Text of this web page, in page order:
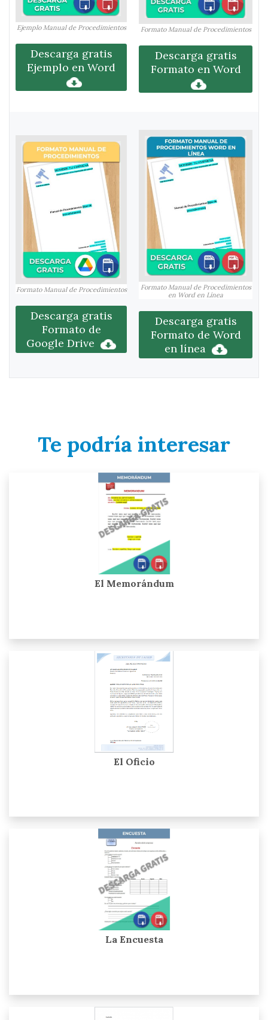
Ejemplo Manual de Procedimientos
Descarga gratis
Ejemplo en Word
Formato Manual de Procedimientos
Descarga gratis
Formato en Word
Formato Manual de Procedimientos
Descarga gratis
Formato de
Google Drive
Formato Manual de Procedimientos
en Word en Línea
Descarga gratis
Formato de Word
en línea
Te podría interesar
El Memorándum
El Oficio
La Encuesta